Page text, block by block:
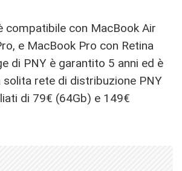
compatibile con MacBook Air
e MacBook Pro con Retina
di PNY è garantito 5 anni ed è
solita rete di distribuzione PNY
di 79€ (64Gb) e 149€